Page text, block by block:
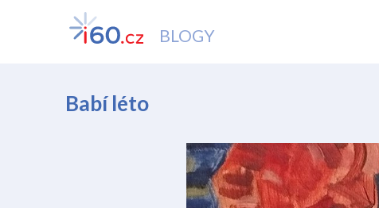
BLOGY
Babí léto